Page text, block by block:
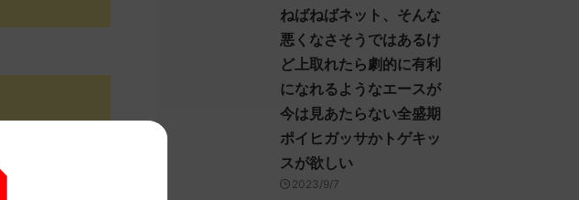
ねばねばネット、そんな
悪くなさそうではあるけ
ど上取れたら劇的に有利
になれるようなエースが
今は見あたらない全盛期
ポイヒガッサかトゲキッ
スが欲しい
2023/9/7